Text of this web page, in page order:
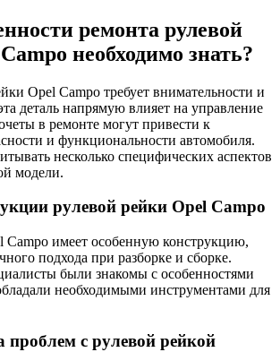
ремонта рулевой
необходимо знать?
Opel Campo требует внимательности и
деталь напрямую влияет на управление
в ремонте могут привести к
и функциональности автомобиля.
несколько специфических аспектов
модели.
рулевой рейки Opel Campo
Campo имеет особенную конструкцию,
подхода при разборке и сборке.
были знакомы с особенностями
необходимыми инструментами для
проблем с рулевой рейкой